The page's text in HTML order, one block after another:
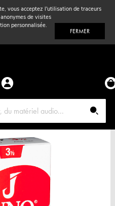
vous acceptez l'utilisation de traceurs
de visites
personnalisée.
FERMER